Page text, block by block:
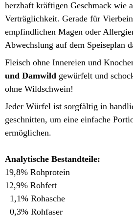
herzhaft kräftigen Geschmack wie
Verträglichkeit. Gerade für
empfindlichen Magen oder
Abwechslung auf dem Speiseplan
Fleisch ohne Innereien und
und Damwild gewürfelt und
ohne Wildschwein!
Jeder Würfel ist sorgfältig in
geschnitten, um eine einfache
ermöglichen.
Analytische Bestandteile:
19,8% Rohprotein
12,9% Rohfett
1,1% Rohasche
0,3% Rohfaser